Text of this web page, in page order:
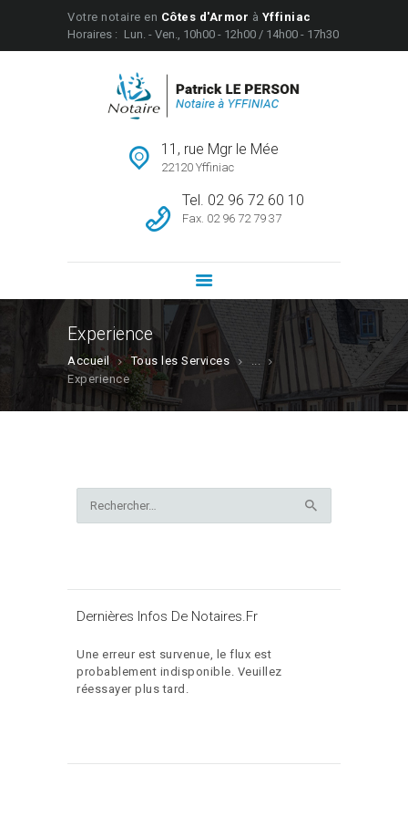
Votre notaire en Côtes d'Armor à Yffiniac
Horaires : Lun. - Ven., 10h00 - 12h00 / 14h00 - 17h30
11, rue Mgr le Mée
22120 Yffiniac
Tel. 02 96 72 60 10
Fax. 02 96 72 79 37
Experience
Accueil Tous les Services
Experience
OFFICE NOTARIAL PATRICK LE PERSON
À PROPOS
SERVICES
ANNONCES IMMO
INFOS & CONSEILS
CONTACT
À PROPOS
ANNONCES IMMO
INFOS & CONSEILS
CONTACT
Dernières Infos De Notaires.fr
Une erreur est survenue, le flux est
probablement indisponible. Veuillez
réessayer plus tard.